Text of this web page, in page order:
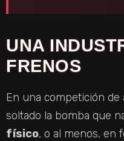
UNA
FRENOS
En una competición
soltado la bomba que
físico, o al menos, en